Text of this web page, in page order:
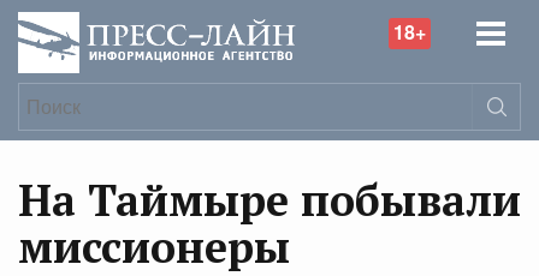
18+
На Таймыре побывали
миссионеры